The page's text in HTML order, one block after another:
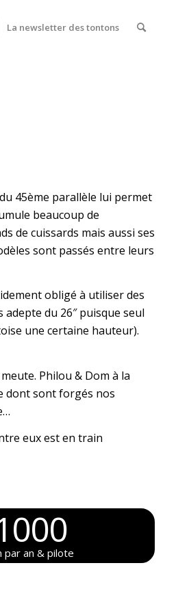
La newsletter des tontons
45ème parallèle lui permet
beaucoup de
de cuissards mais aussi ses
sont passés entre leurs
obligé à utiliser des
du 26″ puisque seul
une certaine hauteur).
Philou & Dom à la
dont sont forgés nos
eux est en train
par an & pilote